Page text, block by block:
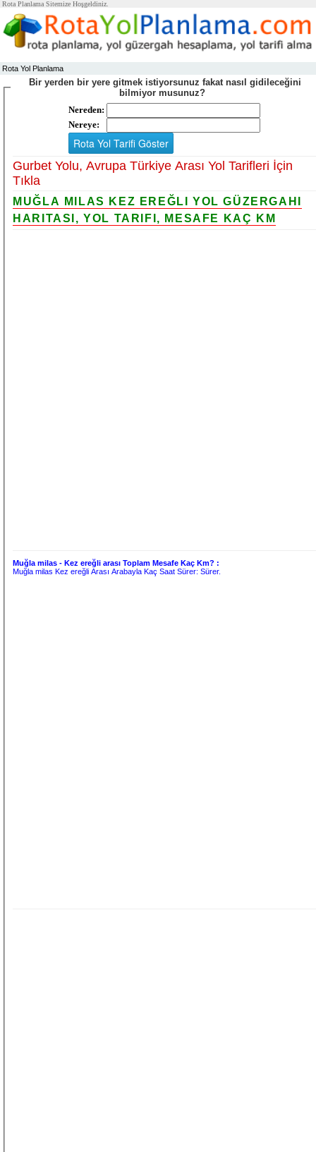
Rota Planlama Sitemize Hoşgeldiniz.
Rota Yol Planlama
Bir yerden bir yere gitmek istiyorsunuz fakat nasıl gidileceğini
bilmiyor musunuz?
Nereden:
Nereye:
Gurbet Yolu, Avrupa Türkiye Arası Yol Tarifleri İçin
Tıkla
MUĞLA MILAS KEZ EREĞLI YOL GÜZERGAHI
HARITASI, YOL TARIFI, MESAFE KAÇ KM
Muğla milas - Kez ereğli arası Toplam Mesafe Kaç Km? :
Muğla milas Kez ereğli Arası Arabayla Kaç Saat Sürer:Sürer.